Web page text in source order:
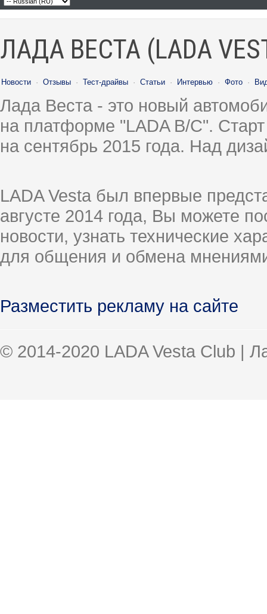
ЛАДА ВЕСТА (LADA
Новости · Отзывы · Тест-драйвы · Статьи · Интервью · Фото ·
Лада Веста - это новый
на платформе "LADA B/C".
на сентябрь 2015 года. Над
LADA Vesta был впервые
августе 2014 года, Вы можете
новости, узнать технические
для общения и обмена
Разместить рекламу на сайте
© 2014-2020 LADA Vesta Club |